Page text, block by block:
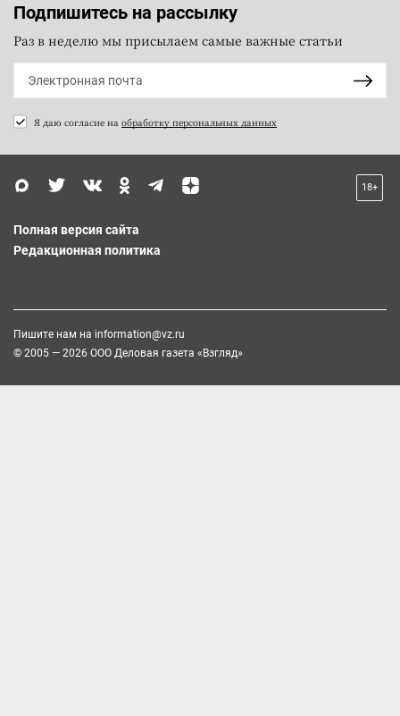
Подпишитесь на рассылку
Раз в неделю мы присылаем самые важные статьи
Я даю согласие на обработку персональных данных
18+
Полная версия сайта
Редакционная политика
Пишите нам на information@vz.ru
© 2005 — 2026 ООО Деловая газета «Взгляд»